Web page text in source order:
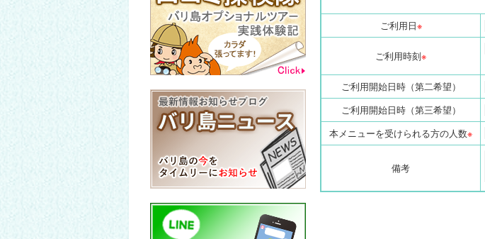
ご利用日※
ご利用時刻※
ご利用開始日時（第二希望）
ご利用開始日時（第三希望）
本メニューを受けられる方の人数※
備考